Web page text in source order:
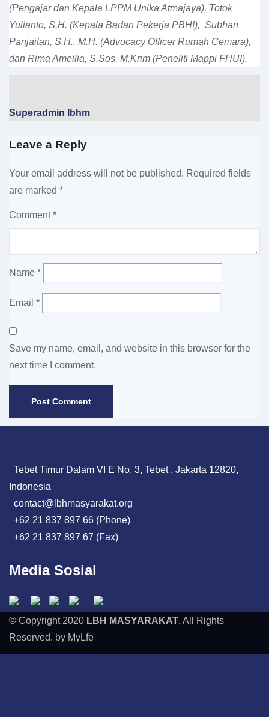
(Pengajar dan Kepala LPPM Unika Atmajaya), Totok
Yulianto, S.H. (Kepala Badan Pekerja PBHI), Subhan
Panjaitan, S.H., M.H. (Advocacy Officer Rumah Cemara),
dan Rima Ameilia, S.Sos, M.Krim (Peneliti Mappi FHUI).
Superadmin lbhm
Leave a Reply
Your email address will not be published. Required fields
are marked *
Comment*
Name *
Email *
Save my name, email, and website in this browser for the
next time I comment.
Tebet Timur Dalam VI E No. 3, Tebet , Jakarta 12820,
Indonesia
contact@lbhmasyarakat.org
+62 21 837 897 66 (Phone)
+62 21 837 897 67 (Fax)
Media Sosial
© Copyright 2020 LBH MASYARAKAT. All Rights
Reserved. by MyLfe